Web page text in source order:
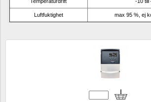
Luftfuktighet max 95 %, ej